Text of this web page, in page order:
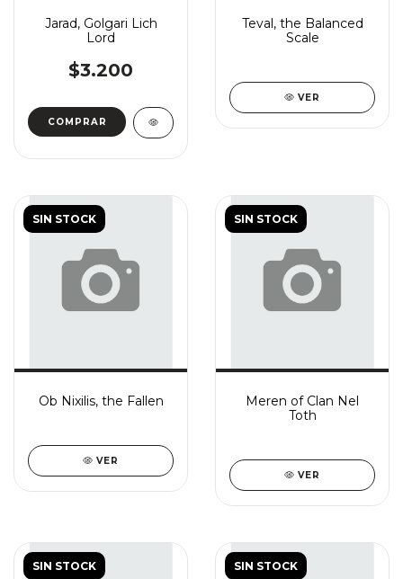
Jarad, Golgari Lich
Lord
$3.200
COMPRAR
Teval, the Balanced
Scale
VER
SIN STOCK
Ob Nixilis, the Fallen
VER
SIN STOCK
Meren of Clan Nel
Toth
VER
SIN STOCK SIN STOCK